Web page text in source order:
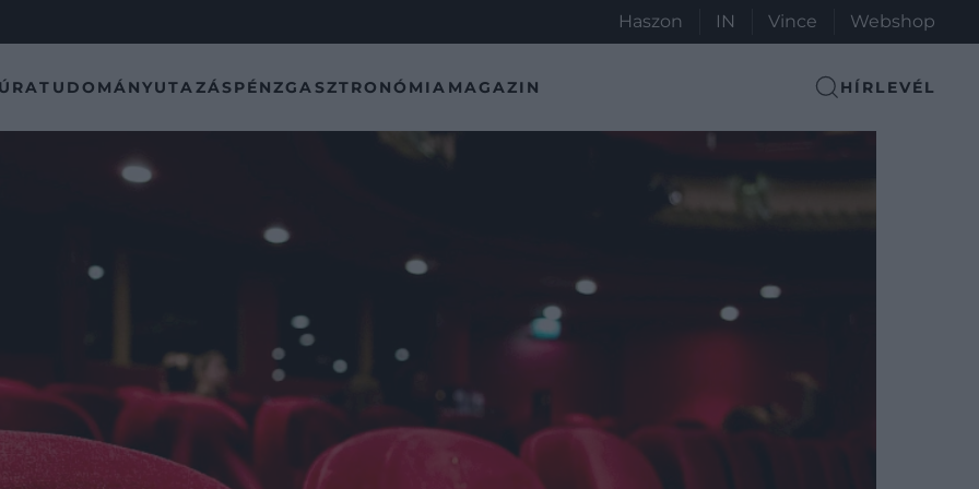
Haszon IN Vince Webshop
TUDOMÁNYUTAZÁSPÉNZGASZTRONÓMIA MAGAZIN HÍRLEVÉL